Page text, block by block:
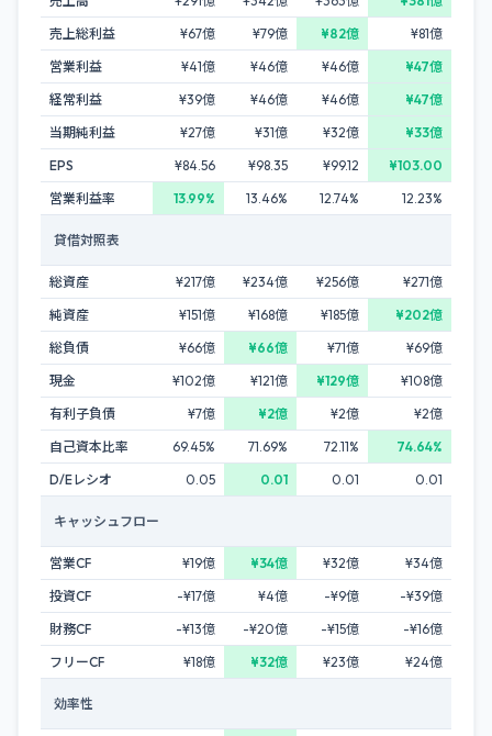
売上総利益
¥67億 ¥79億 ¥82億
¥81億
営業利益
¥41億 ¥46億 ¥46億
¥47億
経常利益
¥39億 ¥46億 ¥46億
¥47億
当期純利益
¥27億 ¥31億 ¥32億
¥33億
EPS
¥84.56 ¥98.35 ¥99.12
¥103.00
営業利益率
13.99% 13.46% 12.74% 12.23%
貸借対照表
総資産 ¥217億 ¥234億 ¥256億
¥271億
純資産
¥151億 ¥168億 ¥185億
¥202億
総負債
¥66億 ¥66億 ¥71億
¥69億
現金
¥102億 ¥121億 ¥129億
¥108億
有利子負債
¥7億 ¥2億 ¥2億
¥2億
自己資本比率
69.45% 71.69% 72.11%
74.64%
D/Eレシオ
0.05 0.01 0.01 0.01
キャッシュフロー
営業CF ¥19億 ¥34億 ¥32億
¥34億
投資CF
-¥17億 ¥4億 -¥9億
-¥39億
財務CF
-¥13億 -¥20億 -¥15億
-¥16億
フリーCF
¥18億 ¥32億 ¥23億 ¥24億
効率性